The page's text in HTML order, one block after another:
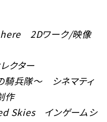
2Dワーク/映像
クター
騎兵隊～ シネマティ
作
Skies インゲームシ